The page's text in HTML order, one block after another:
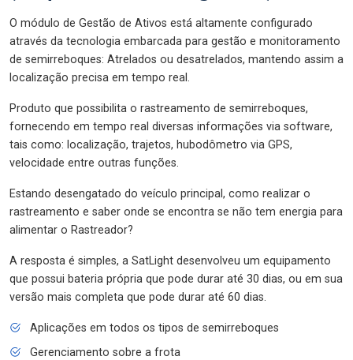
O módulo de Gestão de Ativos está altamente configurado
através da tecnologia embarcada para gestão e monitoramento
de semirreboques: Atrelados ou desatrelados, mantendo assim a
localização precisa em tempo real.
Produto que possibilita o rastreamento de semirreboques,
fornecendo em tempo real diversas informações via software,
tais como: localização, trajetos, hubodômetro via GPS,
velocidade entre outras funções.
Estando desengatado do veículo principal, como realizar o
rastreamento e saber onde se encontra se não tem energia para
alimentar o Rastreador?
A resposta é simples, a SatLight desenvolveu um equipamento
que possui bateria própria que pode durar até 30 dias, ou em sua
versão mais completa que pode durar até 60 dias.
Aplicações em todos os tipos de semirreboques
Gerenciamento sobre a frota